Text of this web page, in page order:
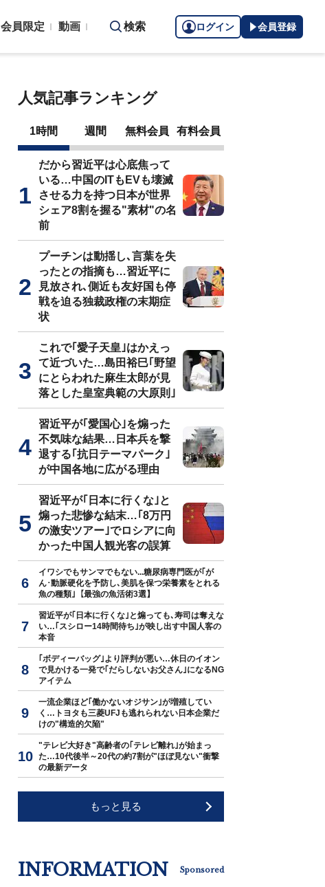
会員限定 動画 検索 ログイン 会員登録
人気記事ランキング
1時間 週間 無料会員 有料会員
だから習近平は心底焦って
いる…中国のITもEVも壊滅
させる力を持つ日本が世界
シェア8割を握る"素材"の名
前
プーチンは動揺し､言葉を失
ったとの指摘も…習近平に
見放され､側近も友好国も停
戦を迫る独裁政権の末期症
状
これで｢愛子天皇｣はかえっ
て近づいた…島田裕巳｢野望
にとらわれた麻生太郎が見
落とした皇室典範の大原則｣
習近平が｢愛国心｣を煽った
不気味な結果…日本兵を撃
退する｢抗日テーマパーク｣
が中国各地に広がる理由
習近平が｢日本に行くな｣と
煽った悲惨な結末…｢8万円
の激安ツアー｣でロシアに向
かった中国人観光客の誤算
イワシでもサンマでもない...糖尿病専門医が｢が
ん･動脈硬化を予防し､美肌を保つ栄養素をとれる
魚の種類｣【最強の魚活術3選】
習近平が｢日本に行くな｣と煽っても､寿司は奪えな
い…｢スシロー14時間待ち｣が映し出す中国人客の
本音
｢ボディーバッグ｣より評判が悪い…休日のイオン
で見かける一発で｢だらしないお父さん｣になるNG
アイテム
一流企業ほど｢働かないオジサン｣が増殖してい
く…トヨタも三菱UFJも逃れられない日本企業だ
けの"構造的欠陥"
"テレビ大好き"高齢者の｢テレビ離れ｣が始まっ
た…10代後半～20代の約7割が"ほぼ見ない"衝撃
の最新データ
もっと見る
INFORMATION Sponsored